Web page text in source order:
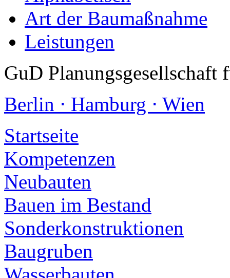
Art der Baumaßnahme
Leistungen
GuD Planungsgesellschaft
Berlin ⋅ Hamburg ⋅ Wien
Startseite
Kompetenzen
Neubauten
Bauen im Bestand
Sonderkonstruktionen
Baugruben